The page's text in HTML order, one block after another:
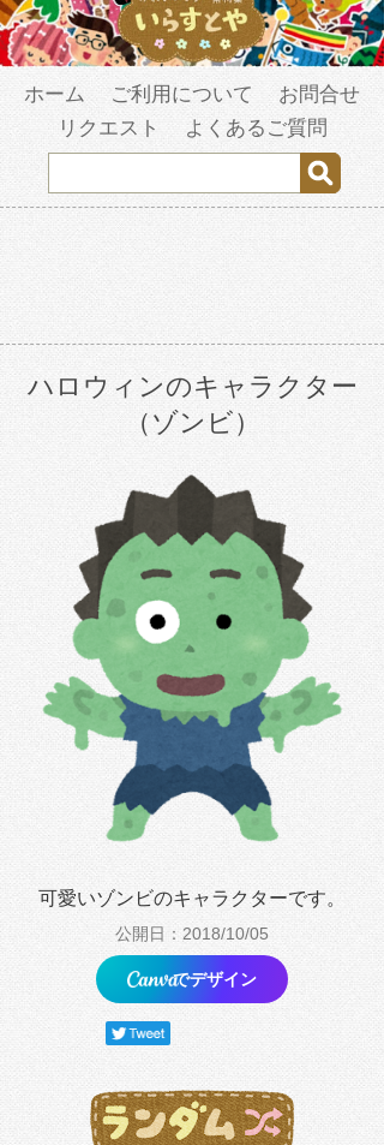
ホーム ご利用について
お問合せ
リクエスト
よくあるご質問
ハロウィンのキャラクター
（ゾンビ）
可愛いゾンビのキャラクターです。
公開日：2018/10/05
でデザイン